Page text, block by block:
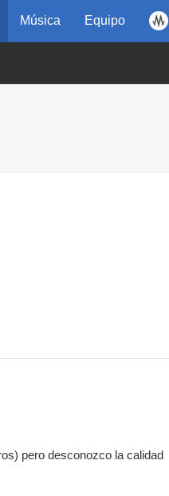
Música Equipo
pero desconozco la calidad